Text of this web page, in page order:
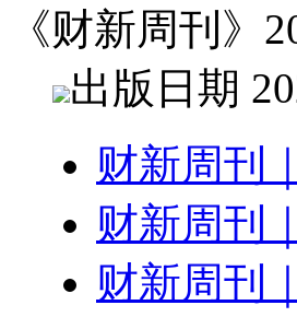
《财新周刊》
出版日期
财新周刊
财新周刊
财新周刊